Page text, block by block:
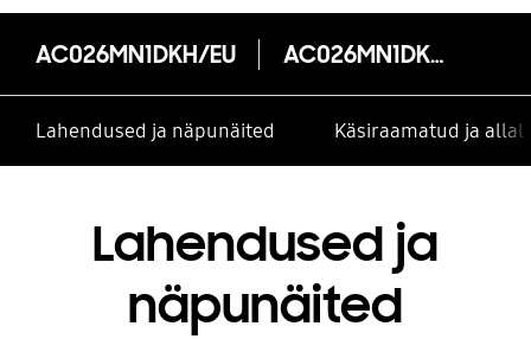
AC026MN1DKH/EU AC026MN1DKH/EU
Lahendused ja näpunäited Käsiraamatud ja
Lahendused ja
näpunäited